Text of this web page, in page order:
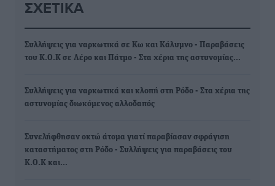
ΣΧΕΤΙΚΆ
Συλλήψεις για ναρκωτικά σε Κω και Κάλυμνο - Παραβάσεις
του Κ.Ο.Κ σε Λέρο και Πάτμο - Στα χέρια της αστυνομίας…
Συλλήψεις για ναρκωτικά και κλοπή στη Ρόδο - Στα χέρια της
αστυνομίας διωκόμενος αλλοδαπός
Συνελήφθησαν οκτώ άτομα γιατί παραβίασαν σφράγιση
καταστήματος στη Ρόδο - Συλλήψεις για παραβάσεις του
Κ.Ο.Κ και…